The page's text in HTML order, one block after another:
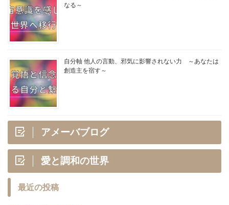
なる～
自分軸 他人の言動、邪気に影響されない力 ～あなたは
創造主を宿す～
アメーバブログ
愛と調和の世界
最近の投稿